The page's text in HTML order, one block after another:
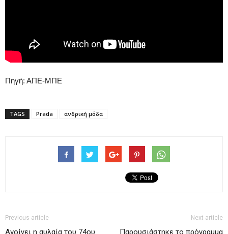
Πηγή: ΑΠΕ-ΜΠΕ
TAGS Prada ανδρική μόδα
Previous article
Ανοίγει η αυλαία του 74ου
Next article
Παρουσιάστηκε το πρόγραμμα